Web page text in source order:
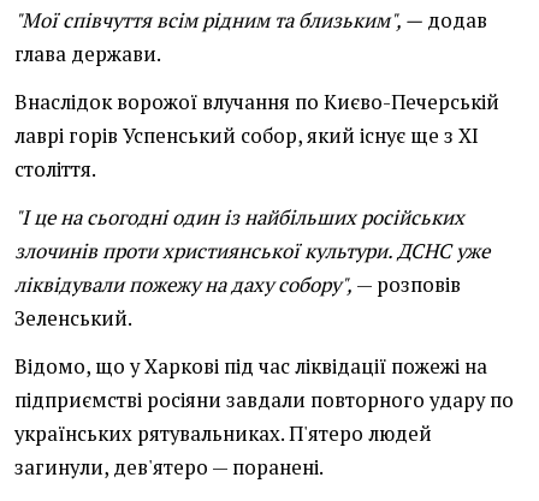
"Мої співчуття всім рідним та близьким", — додав
глава держави.
Внаслідок ворожої влучання по Києво-Печерській
лаврі горів Успенський собор, який існує ще з ХІ
століття.
"І це на сьогодні один із найбільших російських
злочинів проти християнської культури. ДСНС уже
ліквідували пожежу на даху собору", — розповів
Зеленський.
Відомо, що у Харкові під час ліквідації пожежі на
підприємстві росіяни завдали повторного удару по
українських рятувальниках. П'ятеро людей
загинули, дев'ятеро — поранені.